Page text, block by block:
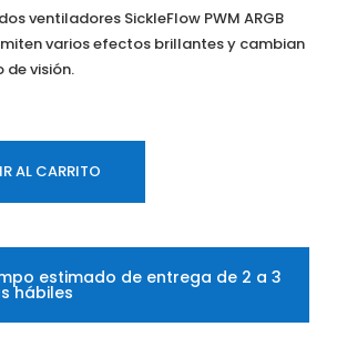
ventiladores SickleFlow PWM ARGB
varios efectos brillantes y cambian
de visión.
AL CARRITO
estimado de entrega de 2 a 3
hábiles